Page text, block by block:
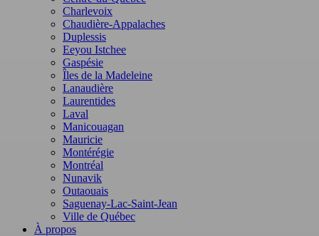
Charlevoix
Chaudière-Appalaches
Duplessis
Eeyou Istchee
Gaspésie
Îles de la Madeleine
Lanaudière
Laurentides
Laval
Manicouagan
Mauricie
Montérégie
Montréal
Nunavik
Outaouais
Saguenay-Lac-Saint-Jean
Ville de Québec
À propos